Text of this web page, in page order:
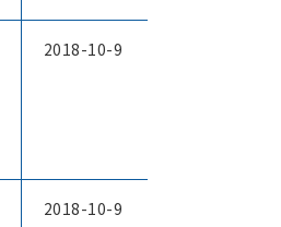
2018-10-9
2018-10-9